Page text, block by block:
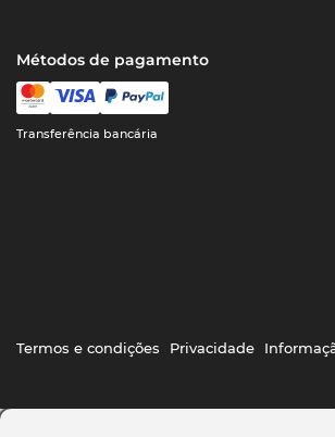
Métodos de pagamento
Transferência bancária
Termos e condições Privacidade